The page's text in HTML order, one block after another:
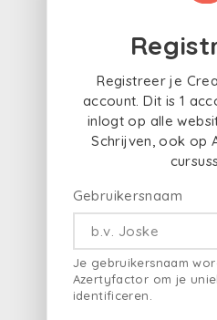
Registreer je
account. Dit is 1
inlogt op alle
Schrijven, ook op
Gebruikersnaam
Je gebruikersnaam
Azertyfactor om je
identificeren.